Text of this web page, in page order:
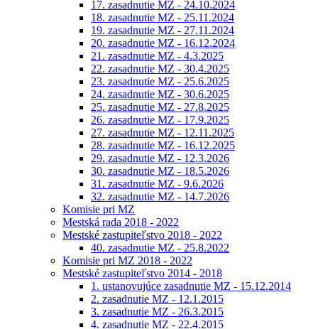
17. zasadnutie MZ - 24.10.2024
18. zasadnutie MZ - 25.11.2024
19. zasadnutie MZ - 27.11.2024
20. zasadnutie MZ - 16.12.2024
21. zasadnutie MZ - 4.3.2025
22. zasadnutie MZ - 30.4.2025
23. zasadnutie MZ - 25.6.2025
24. zasadnutie MZ - 30.6.2025
25. zasadnutie MZ - 27.8.2025
26. zasadnutie MZ - 17.9.2025
27. zasadnutie MZ - 12.11.2025
28. zasadnutie MZ - 16.12.2025
29. zasadnutie MZ - 12.3.2026
30. zasadnutie MZ - 18.5.2026
31. zasadnutie MZ - 9.6.2026
32. zasadnutie MZ - 14.7.2026
Komisie pri MZ
Mestská rada 2018 - 2022
Mestské zastupiteľstvo 2018 - 2022
40. zasadnutie MZ - 25.8.2022
Komisie pri MZ 2018 - 2022
Mestské zastupiteľstvo 2014 - 2018
1. ustanovujúce zasadnutie MZ - 15.12.2014
2. zasadnutie MZ - 12.1.2015
3. zasadnutie MZ - 26.3.2015
4. zasadnutie MZ - 22.4.2015